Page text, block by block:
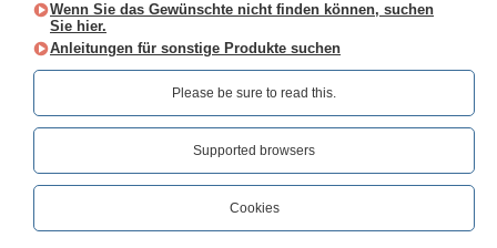
Wenn Sie das Gewünschte nicht finden können, suchen
Sie hier.
Anleitungen für sonstige Produkte suchen
Please be sure to read this.‎
Supported browsers
Cookies